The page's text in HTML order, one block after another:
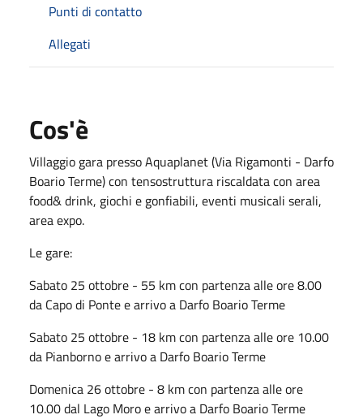
Punti di contatto
Allegati
Cos'è
Villaggio gara presso Aquaplanet (Via Rigamonti - Darfo
Boario Terme) con tensostruttura riscaldata con area
food& drink, giochi e gonfiabili, eventi musicali serali,
area expo.
Le gare:
Sabato 25 ottobre - 55 km con partenza alle ore 8.00
da Capo di Ponte e arrivo a Darfo Boario Terme
Sabato 25 ottobre - 18 km con partenza alle ore 10.00
da Pianborno e arrivo a Darfo Boario Terme
Domenica 26 ottobre - 8 km con partenza alle ore
10.00 dal Lago Moro e arrivo a Darfo Boario Terme